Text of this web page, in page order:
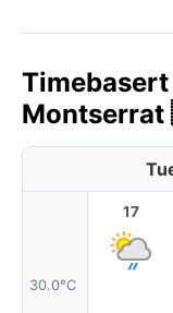
30.0°C
17